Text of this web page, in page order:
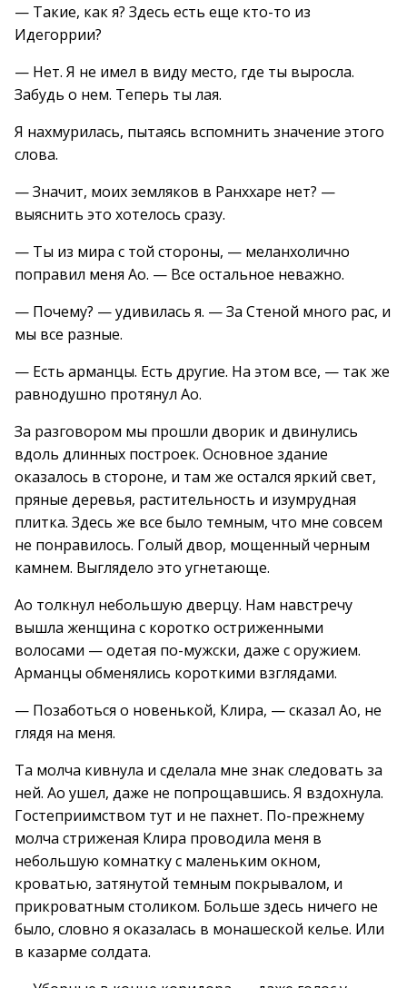
— Такие, как я? Здесь есть еще кто-то из
Идегоррии?
— Нет. Я не имел в виду место, где ты выросла.
Забудь о нем. Теперь ты лая.
Я нахмурилась, пытаясь вспомнить значение этого
слова.
— Значит, моих земляков в Ранххаре нет? —
выяснить это хотелось сразу.
— Ты из мира с той стороны, — меланхолично
поправил меня Ао. — Все остальное неважно.
— Почему? — удивилась я. — За Стеной много рас, и
мы все разные.
— Есть арманцы. Есть другие. На этом все, — так же
равнодушно протянул Ао.
За разговором мы прошли дворик и двинулись
вдоль длинных построек. Основное здание
оказалось в стороне, и там же остался яркий свет,
пряные деревья, растительность и изумрудная
плитка. Здесь же все было темным, что мне совсем
не понравилось. Голый двор, мощенный черным
камнем. Выглядело это угнетающе.
Ао толкнул небольшую дверцу. Нам навстречу
вышла женщина с коротко остриженными
волосами — одетая по-мужски, даже с оружием.
Арманцы обменялись короткими взглядами.
— Позаботься о новенькой, Клира, — сказал Ао, не
глядя на меня.
Та молча кивнула и сделала мне знак следовать за
ней. Ао ушел, даже не попрощавшись. Я вздохнула.
Гостеприимством тут и не пахнет. По-прежнему
молча стриженая Клира проводила меня в
небольшую комнатку с маленьким окном,
кроватью, затянутой темным покрывалом, и
прикроватным столиком. Больше здесь ничего не
было, словно я оказалась в монашеской келье. Или
в казарме солдата.